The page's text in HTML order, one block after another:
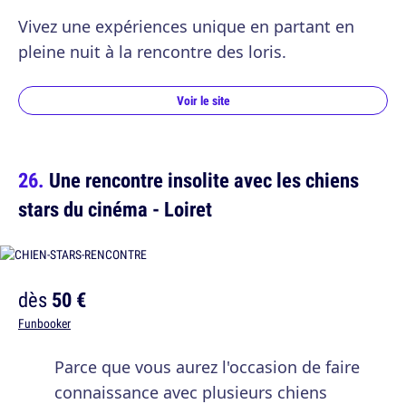
Vivez une expériences unique en partant en
pleine nuit à la rencontre des loris.
Voir le site
Une rencontre insolite avec les chiens
stars du cinéma - Loiret
dès50 €
Funbooker
Parce que vous aurez l'occasion de faire
connaissance avec plusieurs chiens